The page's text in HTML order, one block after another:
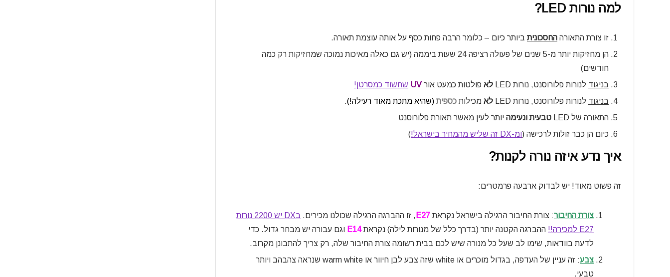
למה נורות LED?
זו צורת התאורה החסכונית ביותר כיום – כלומר הרבה פחות כסף על אותה עוצמת תאורה.
הן מחזיקות יותר מ-5 שנים של פעולה רציפה 24 שעות ביממה (יש גם כאלה מאיכות נמוכה שמחזיקות רק כמה
חודשים)
בניגוד לנורות פלורוסנט, נורות LED לא פולטות כמעט אור UV שחשוד כמסרטן!
בניגוד לנורות פלורוסנט, נורות LED לא מכילות כספית (שהיא מתכת מאוד רעילה!).
התאורה של LED
טבעית ונעימה יותר לעין מאשר תאורת פלורוסנט
כיום הן כבר זולות לרכישה (ומ-DX זה שליש מהמחיר בישראל! )
איך נדע איזה נורה לקנות?
זה פשוט מאוד! יש לבדוק ארבעה פרמטרים:
צורת החיבור: צורת החיבור הרגילה בישראל נקראת E27 , זו ההברגה הרגילה שכולנו מכירים.
בDX יש 2200 נורות
E27 למכירה!!
ההברגה הקטנה יותר (בדרך כלל של מנורות לילה) נקראתE14 וגם עבורה יש מבחר גדול. כדי
לדעת בוודאות, שימו לב שעל כל מנורה שיש לכם בבית רשומה צורת החיבור שלה, רק צריך להתבונן מקרוב.
צבע
: זה עניין של העדפה, בגדול מוכרים או white שזה צבע לבן חיוור או warm white שנראה צהבהב ויותר
טבעי.